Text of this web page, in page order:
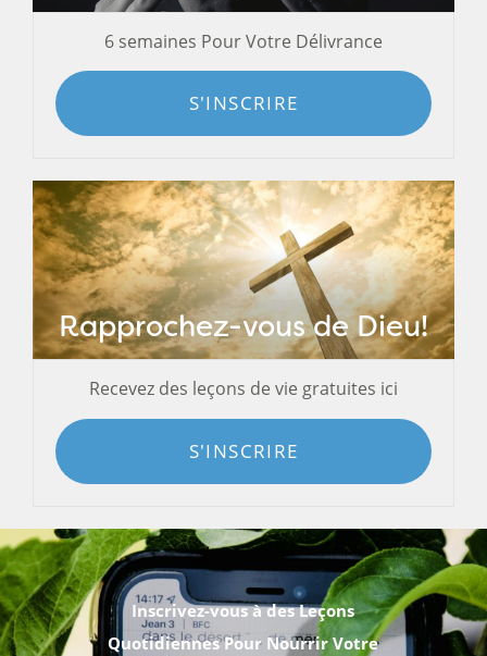
6 semaines Pour Votre Délivrance
S'INSCRIRE
Rapprochez-vous de Dieu!
Recevez des leçons de vie gratuites ici
S'INSCRIRE
Inscrivez-vous à des Leçons
Quotidiennes Pour Nourrir Votre